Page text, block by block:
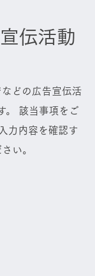
伝活動
どの広告宣伝活
該当事項をご
力内容を確認す
い。